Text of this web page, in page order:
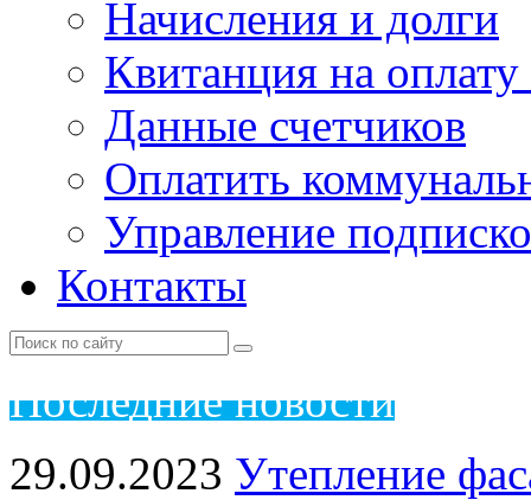
Начисления и долги
Квитанция на
Данные счетчиков
Оплатить
Управление
Контакты
Последние новости
29.09.2023 Утепление